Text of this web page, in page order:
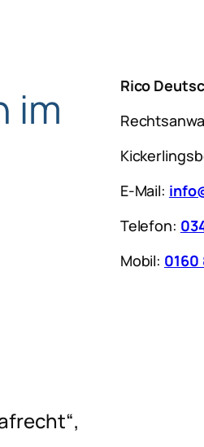
im
Rico
E-Mail:
Telefon:
Mobil: 0160